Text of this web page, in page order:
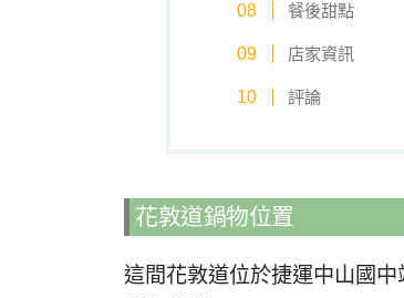
餐後甜點
店家資訊
評論
花敦道鍋物位置
這間花敦道位於捷運中山國